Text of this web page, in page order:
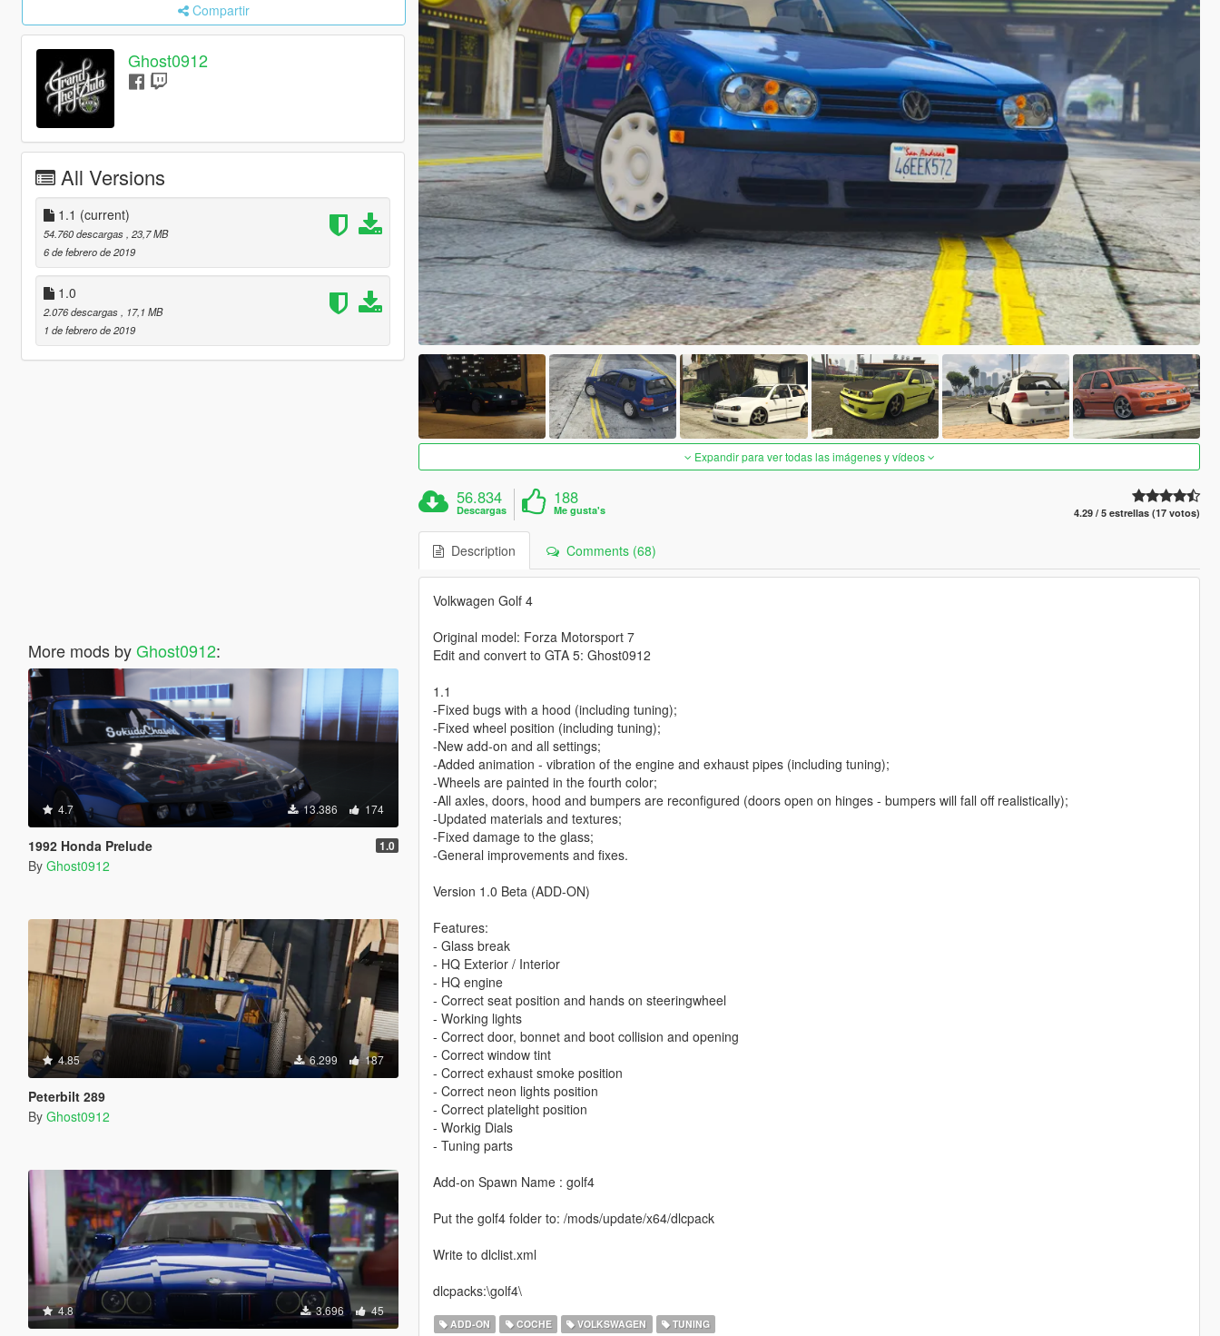
Compartir
Ghost0912
All Versions
1.1 (current)
54.760 descargas , 23,7 MB
6 de febrero de 2019
1.0
2.076 descargas
, 17,1 MB
1 de febrero de 2019
More mods byGhost0912:
4.7 13.386 174
1992 Honda Prelude 1.0
By Ghost0912
4.85 6.299 187
Peterbilt 289
By Ghost0912
4.8 3.696 45
Expandir para ver todas las imágenes y vídeos
56.834
Descargas
188
Me gusta's 4.29 / 5 estrellas (17 votos)
Description Comments (68)
Volkwagen Golf 4
Original model: Forza Motorsport 7
Edit and convert to GTA 5: Ghost0912
1.1
-Fixed bugs with a hood (including tuning);
-Fixed wheel position (including tuning);
-New add-on and all settings;
-Added animation - vibration of the engine and exhaust pipes (including tuning);
-Wheels are painted in the fourth color;
-All axles, doors, hood and bumpers are reconfigured (doors open on hinges - bumpers will fall off realistically);
-Updated materials and textures;
-Fixed damage to the glass;
-General improvements and fixes.
Version 1.0 Beta (ADD-ON)
Features:
- Glass break
- HQ Exterior / Interior
- HQ engine
- Correct seat position and hands on steeringwheel
- Working lights
- Correct door, bonnet and boot collision and opening
- Correct window tint
- Correct exhaust smoke position
- Correct neon lights position
- Correct platelight position
- Workig Dials
- Tuning parts
Add-on Spawn Name : golf4
Put the golf4 folder to: /mods/update/x64/dlcpack
Write to dlclist.xml
dlcpacks:\golf4\
ADD-ON COCHE VOLKSWAGEN TUNING